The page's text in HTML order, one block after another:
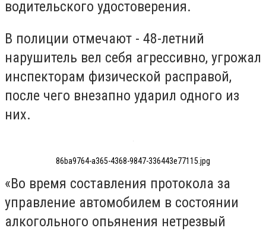
водительского удостоверения.
В полиции отмечают - 48-летний
нарушитель вел себя агрессивно, угрожал
инспекторам физической расправой,
после чего внезапно ударил одного из
них.
86ba9764-a365-4368-9847-336443e77115.jpg
«Во время составления протокола за
управление автомобилем в состоянии
алкогольного опьянения нетрезвый